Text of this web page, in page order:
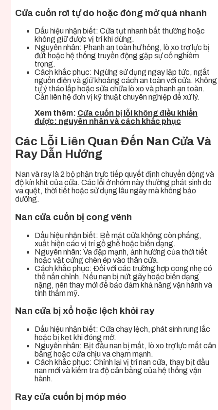
Cửa cuốn rơi tự do hoặc đóng mở quá nhanh
Dấu hiệu nhận biết: Cửa tụt nhanh bất thường hoặc
không giữ được vị trí khi dừng.
Nguyên nhân: Phanh an toàn hư hỏng, lò xo trợ lực bị
đứt hoặc hệ thống truyền động gặp sự cố nghiêm
trọng.
Cách khắc phục: Ngừng sử dụng ngay lập tức, ngắt
nguồn điện và giữ khoảng cách an toàn với cửa. Không
tự ý tháo lắp hoặc sửa chữa lò xo và phanh an toàn.
Cần liên hệ đơn vị kỹ thuật chuyên nghiệp để xử lý.
Xem thêm: Cửa cuốn bị lỗi không điều khiển
được: nguyên nhân và cách khắc phục
Các Lỗi Liên Quan Đến Nan Cửa Và
Ray Dẫn Hướng
Nan và ray là 2 bộ phận trực tiếp quyết định chuyển động và
độ kín khít của cửa. Các lỗi ở nhóm này thường phát sinh do
va quệt, thời tiết hoặc sử dụng lâu ngày mà không bảo
dưỡng.
Nan cửa cuốn bị cong vênh
Dấu hiệu nhận biết: Bề mặt cửa không còn phẳng,
xuất hiện các vị trí gồ ghề hoặc biến dạng.
Nguyên nhân: Va đập mạnh, ảnh hưởng của thời tiết
hoặc vật cứng chèn ép vào thân cửa.
Cách khắc phục: Đối với các trường hợp cong nhẹ có
thể nắn chỉnh. Nếu nan bị nứt gãy hoặc biến dạng
nặng, nên thay mới để bảo đảm khả năng vận hành và
tính thẩm mỹ.
Nan cửa bị xổ hoặc lệch khỏi ray
Dấu hiệu nhận biết: Cửa chạy lệch, phát sinh rung lắc
hoặc bị kẹt khi đóng mở.
Nguyên nhân: Bịt đầu nan bị mất, lò xo trợ lực mất cân
bằng hoặc cửa chịu va chạm mạnh.
Cách khắc phục: Chỉnh lại vị trí nan cửa, thay bịt đầu
nan mới và kiểm tra độ cân bằng của hệ thống vận
hành.
Ray cửa cuốn bị móp méo